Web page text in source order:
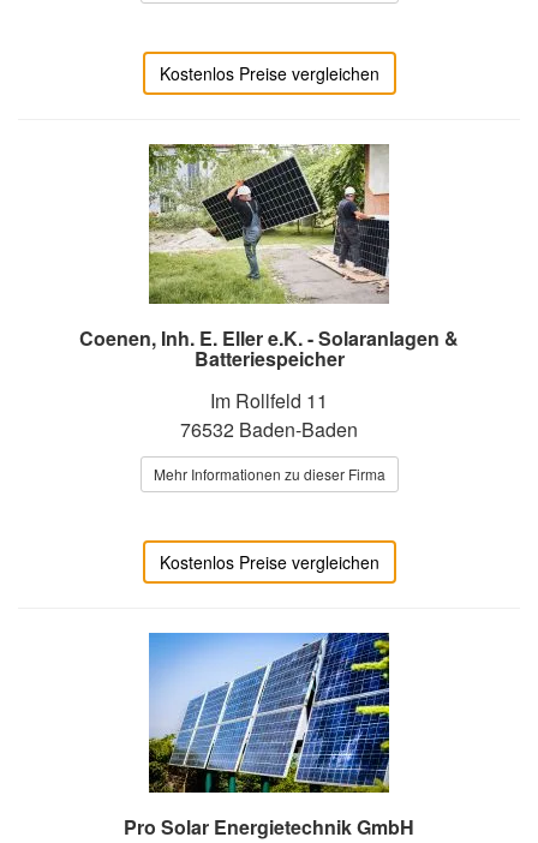
Kostenlos Preise vergleichen
Coenen, Inh. E. Eller e.K. - Solaranlagen &
Batteriespeicher
Im Rollfeld 11
76532 Baden-Baden
Mehr Informationen zu dieser Firma
Kostenlos Preise vergleichen
Pro Solar Energietechnik GmbH